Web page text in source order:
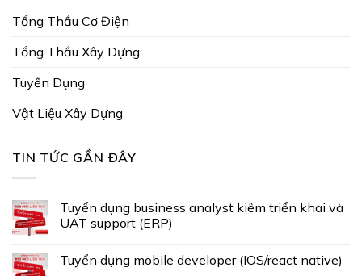
Tổng Thầu Cơ Điện
Tổng Thầu Xây Dựng
Tuyển Dụng
Vật Liệu Xây Dựng
TIN TỨC GẦN ĐÂY
Tuyển dụng business analyst kiêm triển khai và
UAT support (ERP)
Tuyển dụng mobile developer (IOS/react native)